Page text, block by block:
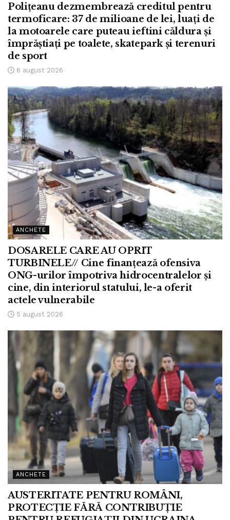
Polițeanu dezmembrează creditul pentru
termoficare: 37 de milioane de lei, luați de
la motoarele care puteau ieftini căldura și
împrăștiați pe toalete, skatepark și terenuri
de sport
6 august 2026
ANCHETE
DOSARELE CARE AU OPRIT
TURBINELE// Cine finanțează ofensiva
ONG-urilor împotriva hidrocentralelor și
cine, din interiorul statului, le-a oferit
actele vulnerabile
5 august 2026
ANCHETE
AUSTERITATE PENTRU ROMÂNI,
PROTECȚIE FĂRĂ CONTRIBUȚIE